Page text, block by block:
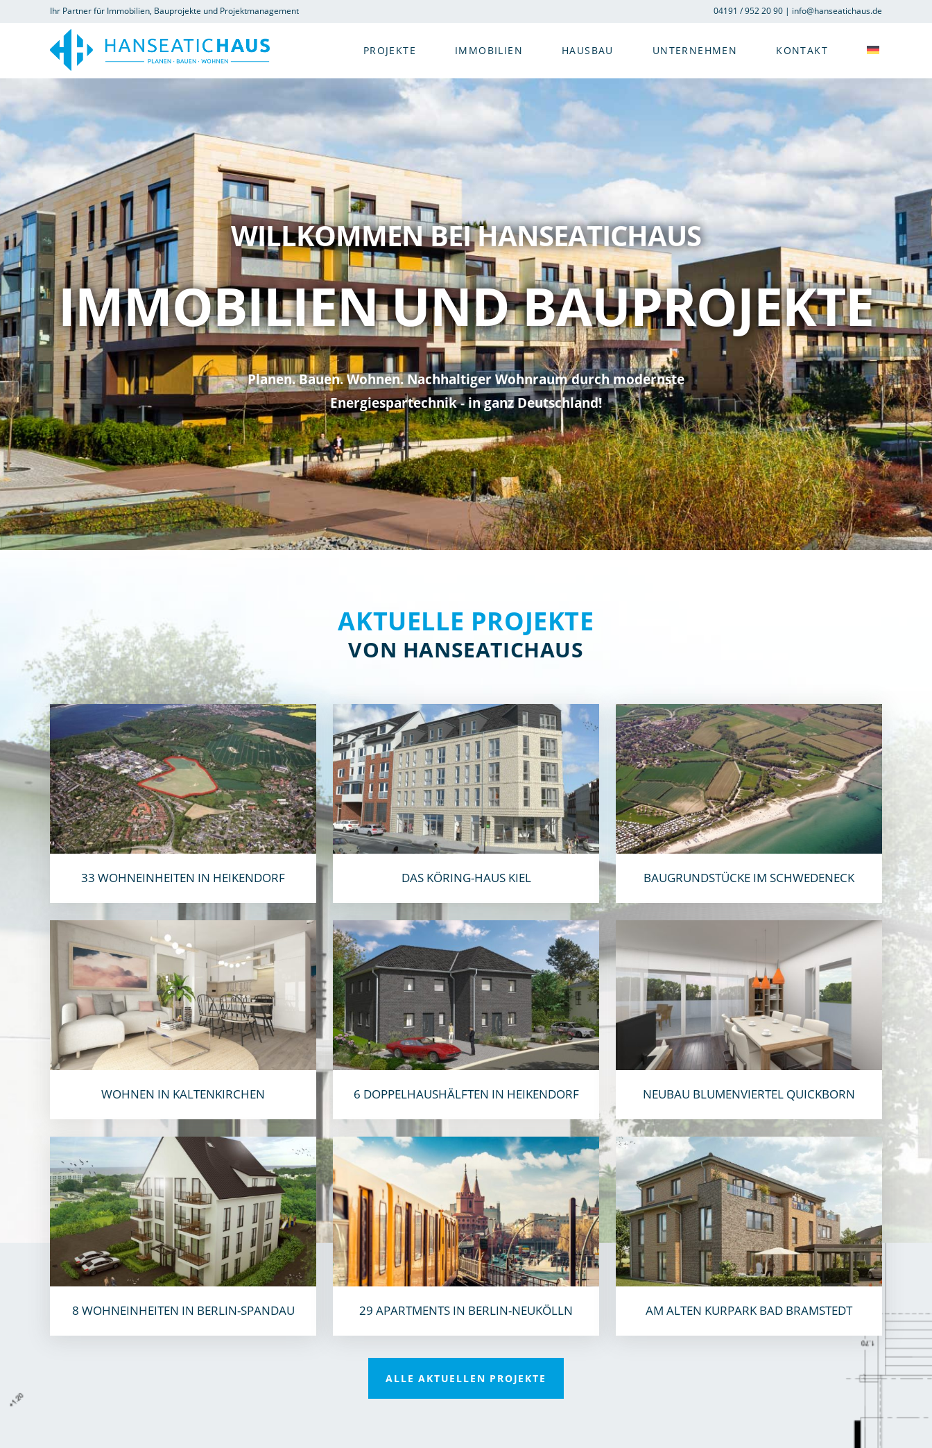
Ihr Partner für Immobilien, Bauprojekte und Projektmanagement 04191 / 952 20 90 | info@hanseatichaus.de
PROJEKTE IMMOBILIEN HAUSBAU UNTERNEHMEN KONTAKT
IMMOBILIEN UND BAUPROJEKTE
Planen. Bauen. Wohnen. Nachhaltiger Wohnraum durch modernste
Energiespartechnik - in ganz Deutschland!
WILLKOMMEN BEI HANSEATICHAUS
AKTUELLE PROJEKTE
VON HANSEATICHAUS
33 WOHNEINHEITEN IN HEIKENDORF DAS KÖRING-HAUS KIEL BAUGRUNDSTÜCKE IM SCHWEDENECK
WOHNEN IN KALTENKIRCHEN 6 DOPPELHAUSHÄLFTEN IN HEIKENDORF NEUBAU BLUMENVIERTEL QUICKBORN
8 WOHNEINHEITEN IN BERLIN-SPANDAU 29 APARTMENTS IN BERLIN-NEUKÖLLN AM ALTEN KURPARK BAD BRAMSTEDT
ALLE AKTUELLEN PROJEKTE